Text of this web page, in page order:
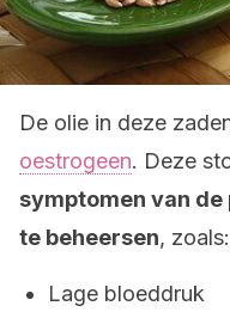
De olie in deze
oestrogeen. Deze
symptomen van
te beheersen, zoals:
Lage bloeddruk